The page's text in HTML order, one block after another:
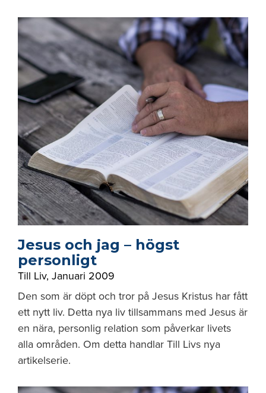
Jesus och jag – högst
personligt
Till Liv, Januari 2009
Den som är döpt och tror på Jesus Kristus har fått
ett nytt liv. Detta nya liv tillsammans med Jesus är
en nära, personlig relation som påverkar livets
alla områden. Om detta handlar Till Livs nya
artikelserie.